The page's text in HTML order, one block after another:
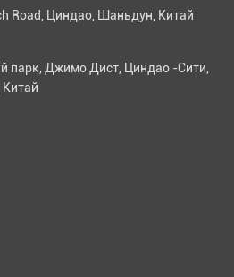
Road, Циндао, Шаньдун, Китай
парк, Джимо Дист, Циндао -Сити,